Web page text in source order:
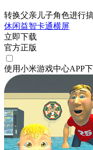
转换父亲儿子角色进行
休闲益智卡通横屏
立即下载
官方正版
使用小米游戏中心APP